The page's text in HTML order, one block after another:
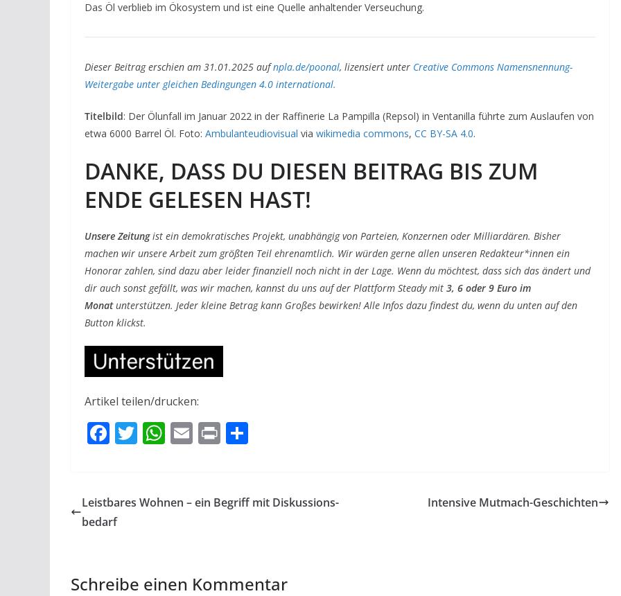
Das Öl verblieb im Ökosystem und ist eine Quelle anhaltender Verseuchung.
Dieser Beitrag erschien am 31.01.2025 aufnpla.de/poonal, lizensiert unter Creative Commons Namensnennung-
Weitergabe unter gleichen Bedingungen 4.0 international.
Titelbild: Der Ölunfall im Januar 2022 in der Raffinerie La Pampilla (Repsol) in Ventanilla führte zum Auslaufen von
etwa 6000 Barrel Öl. Foto: Ambulanteudiovisual via wikimedia commons, CC BY-SA 4.0.
DANKE, DASS DU DIESEN BEITRAG BIS ZUM
ENDE GELESEN HAST!
Unsere Zeitungist ein demokratisches Projekt, unabhängig von Parteien, Konzernen oder Milliardären. Bisher
machen wir unsere Arbeit zum größten Teil ehrenamtlich. Wir würden gerne allen unseren Redakteur*innen ein
Honorar zahlen, sind dazu aber leider finanziell noch nicht in der Lage. Wenn du möchtest, dass sich das ändert und
dir auch sonst gefällt, was wir machen, kannst du uns auf der Plattform Steady mit 3, 6 oder 9 Euro im
Monatunterstützen. Jeder kleine Betrag kann Großes bewirken! Alle Infos dazu findest du, wenn du unten auf den
Button klickst.
Artikel teilen/drucken:
F
b
o
T
er
W
s
E
l
Pr
n
Leistbares Wohnen – ein Begriff mit Diskussions­
bedarf
Intensive Mutmach-Geschichten
Schreibe einen Kommentar